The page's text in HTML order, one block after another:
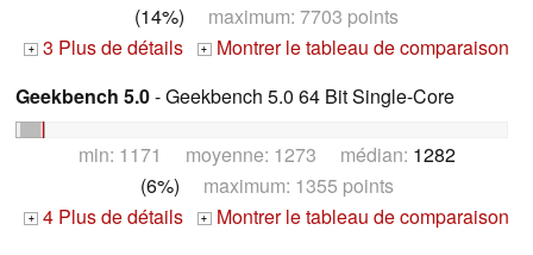
(14%) maximum: 7703 points
+ 3 Plus de détails + Montrer le tableau de comparaison
Geekbench 5.0- Geekbench 5.0 64 Bit Single-Core
min: 1171 moyenne: 1273 médian: 1282
(6%) maximum: 1355 points
+ 4 Plus de détails + Montrer le tableau de comparaison